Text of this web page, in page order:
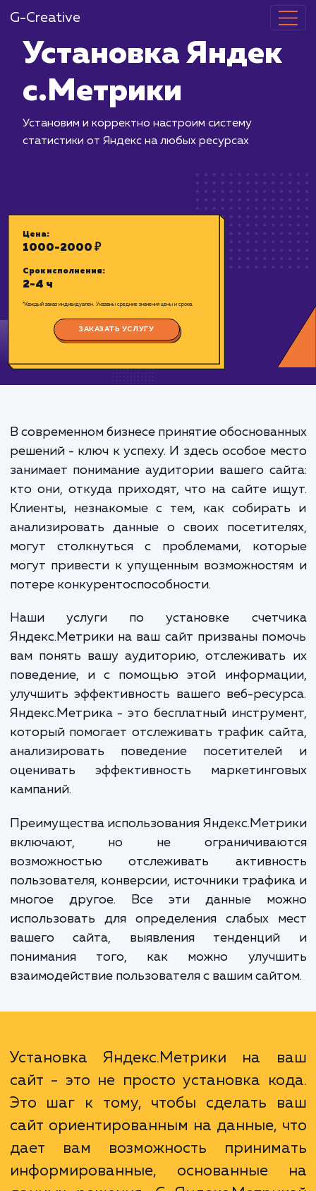
G-Creative
Установка
с.Метрики
Цена:
1000-2000 ₽
ЗАКАЗАТЬ УСЛУГУ
В современном бизнесе принятие
решений - ключ к успеху. И здесь особое
занимает понимание аудитории вашего
кто они, откуда приходят, что на сайте
Клиенты, незнакомые с тем, как
анализировать данные о своих
могут привести к упущенным
Наши услуги по установке
Яндекс.Метрики на ваш сайт призваны
вам понять вашу аудиторию,
поведение, и с помощью этой
улучшить эффективность вашего веб-
Яндекс.Метрика - это бесплатный
оценивать эффективность
кампаний.
Преимущества использования
включают, но не
возможностью отслеживать
пользователя, конверсии, источники
понимания того, как можно
взаимодействие пользователя с вашим
Установка Яндекс.Метрики на